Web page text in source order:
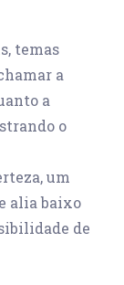
temas
a
a
o
um
alia baixo
de